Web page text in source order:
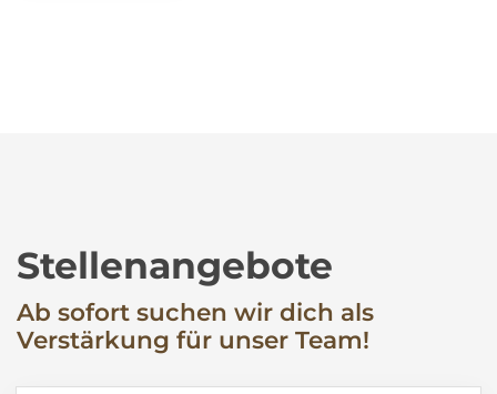
Stellenangebote
Ab sofort suchen wir dich als
Verstärkung für unser Team!